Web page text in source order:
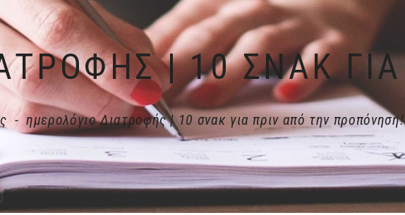
- ημερολόγιο Διατροφής | 10 σνακ για πριν από την προπόνηση!